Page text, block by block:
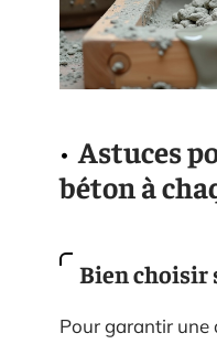
Astuces
béton à
Bien choisir
Pour garantir une